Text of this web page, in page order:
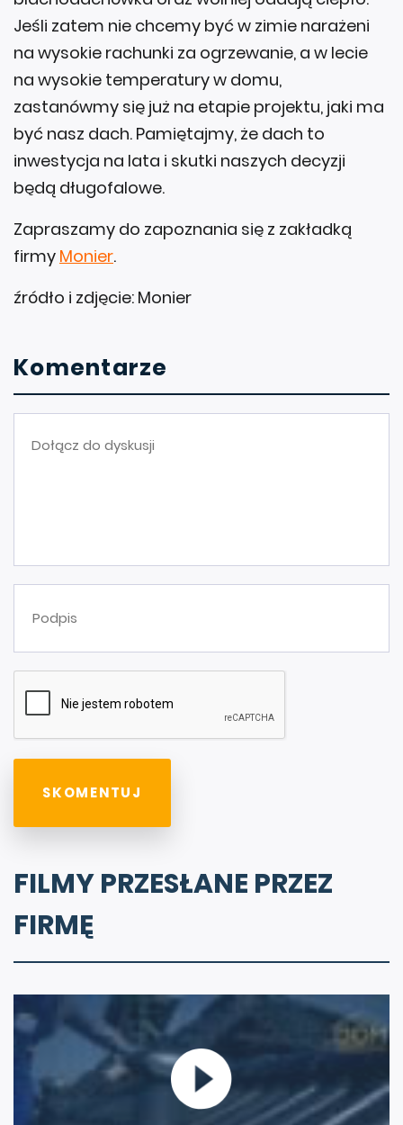
Jeśli zatem nie chcemy być w zimie narażeni
na wysokie rachunki za ogrzewanie, a w lecie
na wysokie temperatury w domu,
zastanówmy się już na etapie projektu, jaki ma
być nasz dach. Pamiętajmy, że dach to
inwestycja na lata i skutki naszych decyzji
będą długofalowe.
Zapraszamy do zapoznania się z zakładką
firmy Monier.
źródło i zdjęcie: Monier
Komentarze
FILMY PRZESŁANE PRZEZ
FIRMĘ